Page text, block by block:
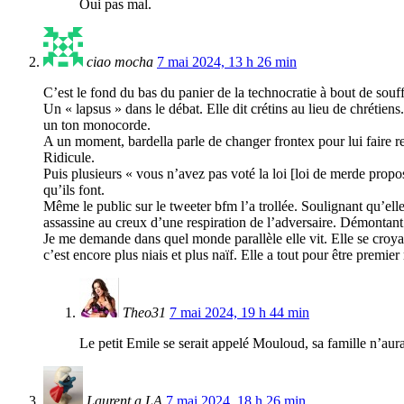
Oui pas mal.
ciao mocha 7 mai 2024, 13 h 26 min
C’est le fond du bas du panier de la technocratie à bout de
Un « lapsus » dans le débat. Elle dit crétins au lieu de
un ton monocorde.
A un moment, bardella parle de changer frontex pour lui faire
Ridicule.
Puis plusieurs « vous n’avez pas voté la loi [loi de merde
qu’ils font.
Même le public sur le tweeter bfm l’a trollée. Soulignant
assassine au creux d’une respiration de l’adversaire.
Je me demande dans quel monde parallèle elle vit. Elle se
c’est encore plus niais et plus naïf. Elle a tout pour être
Theo31 7 mai 2024, 19 h 44 min
Le petit Emile se serait appelé Mouloud, sa famille